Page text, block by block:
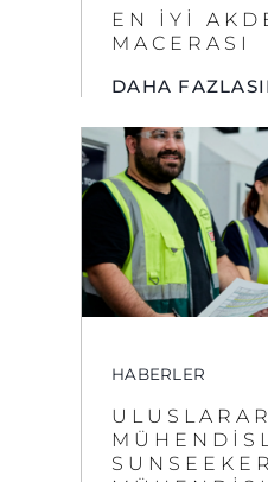
HABERLER
KADINLARI
DAHA